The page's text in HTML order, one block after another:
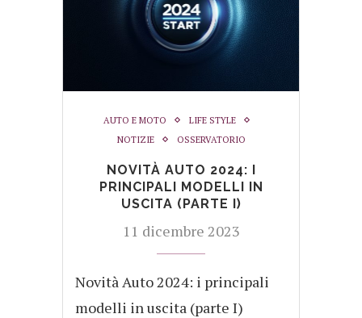
AUTO E MOTO
LIFE STYLE
NOTIZIE
OSSERVATORIO
NOVITÀ AUTO 2024: I
PRINCIPALI MODELLI IN
USCITA (PARTE I)
11 dicembre 2023
Novità Auto 2024: i principali
modelli in uscita (parte I)